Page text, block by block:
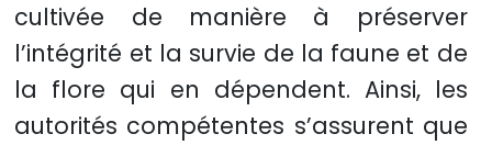
cultivée de manière à préserver
l’intégrité et la survie de la faune et de
la flore qui en dépendent. Ainsi, les
autorités compétentes s’assurent que